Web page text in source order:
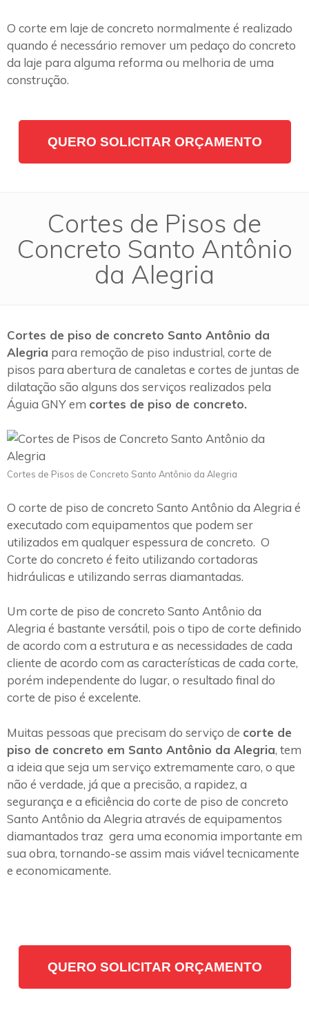
O corte em laje de concreto normalmente é realizado
quando é necessário remover um pedaço do concreto
da laje para alguma reforma ou melhoria de uma
construção.
QUERO SOLICITAR ORÇAMENTO
Cortes de Pisos de
Concreto Santo Antônio
da Alegria
Cortes de piso de concreto Santo Antônio da
Alegria para remoção de piso industrial, corte de
pisos para abertura de canaletas e cortes de juntas de
dilatação são alguns dos serviços realizados pela
Águia GNY em cortes de piso de concreto.
Cortes de Pisos de Concreto Santo Antônio da Alegria
O corte de piso de concreto Santo Antônio da Alegria é
executado com equipamentos que podem ser
utilizados em qualquer espessura de concreto. O
Corte do concreto é feito utilizando cortadoras
hidráulicas e utilizando serras diamantadas.
Um corte de piso de concreto Santo Antônio da
Alegria é bastante versátil, pois o tipo de corte definido
de acordo com a estrutura e as necessidades de cada
cliente de acordo com as características de cada corte,
porém independente do lugar, o resultado final do
corte de piso é excelente.
Muitas pessoas que precisam do serviço de corte de
piso de concreto em Santo Antônio da Alegria, tem
a ideia que seja um serviço extremamente caro, o que
não é verdade, já que a precisão, a rapidez, a
segurança e a eficiência do corte de piso de concreto
Santo Antônio da Alegria através de equipamentos
diamantados traz gera uma economia importante em
sua obra, tornando-se assim mais viável tecnicamente
e economicamente.
QUERO SOLICITAR ORÇAMENTO